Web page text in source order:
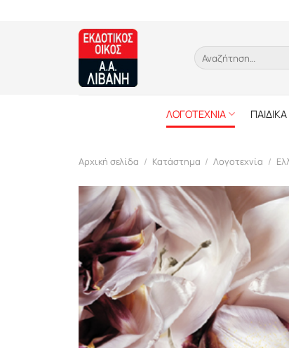
Αναζήτηση
για:
ΛΟΓΟΤΕΧΝΙΑ
Αρχική σελίδα / Κατάστημα / Λογοτεχνία /